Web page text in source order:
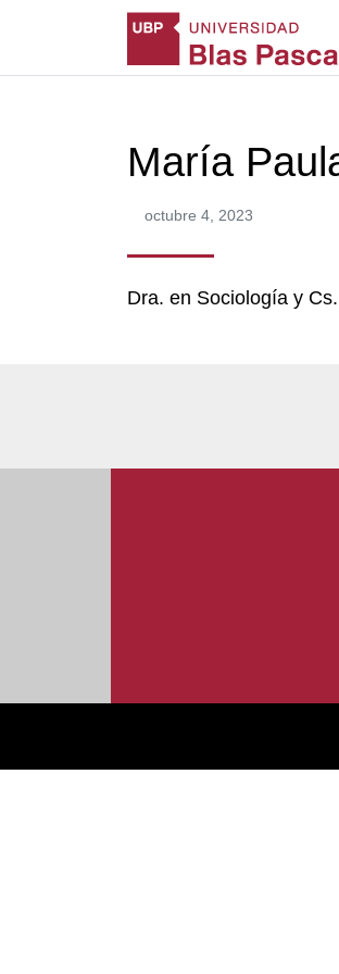
María
octubre 4, 2023
Dra. en Sociología y